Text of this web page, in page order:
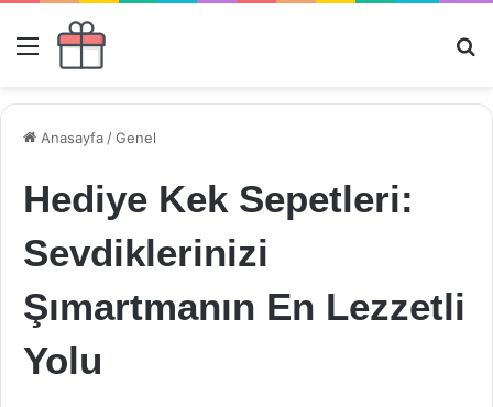
Menü
Anasayfa /Genel
Hediye Kek Sepetleri:
Sevdiklerinizi
Şımartmanın En Lezzetli
Yolu